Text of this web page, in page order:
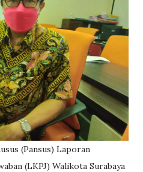
(Pansus) Laporan
(LKPJ) Walikota Surabaya